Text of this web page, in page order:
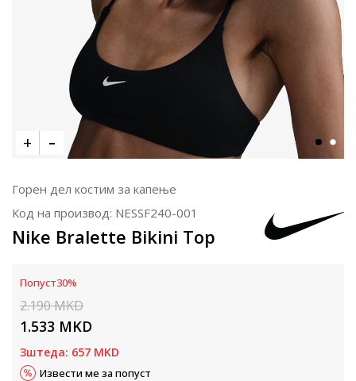
Горен дел костим за капење
Код на производ: NESSF240-001
Nike Bralette Bikini Top
Попуст30%
2.190MKD
1.533 MKD
Зштеда: 657 MKD
Извести ме за попуст